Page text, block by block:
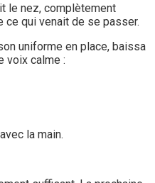
le nez, complètement
ce qui venait de se passer.
uniforme en place, baissa
voix calme :
la main.